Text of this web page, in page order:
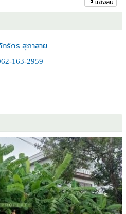
เกล้า
Lotus และ Top Daily
ล้า
อุดมศึกษาน้อมเกล้า สัมมากร
lineID :bornkung
ฯลฯ ทั่วประเทศ.
บ ***ติดเจ้าของโดยตรงทุก
เติม แชท/โทร มาคุยได้ครับ
แจ้งลบ
ทร์กร สุภาสาย
163-2959